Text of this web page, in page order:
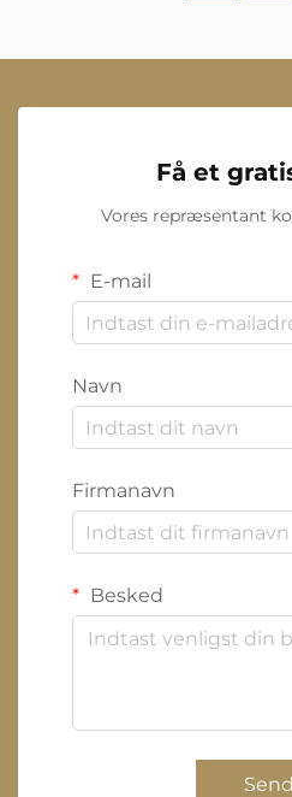
Få et
Vores repræsentant
E-mail
Navn
Firmanavn
Besked
Send